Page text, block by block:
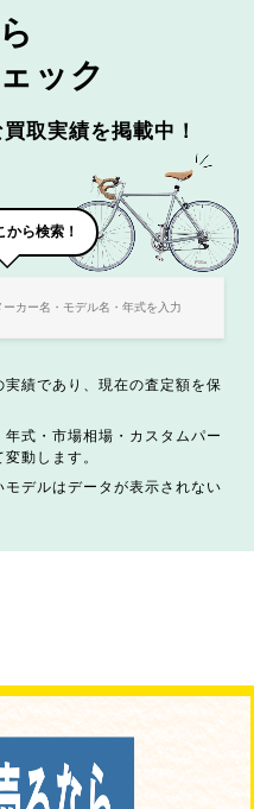
ック
取実績を掲載中！
から検索！
績であり、現在の査定額を保
式・市場相場・カスタムパー
動します。
デルはデータが表示されない